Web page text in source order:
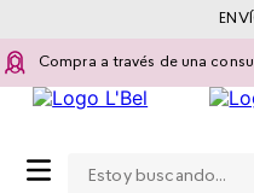
Compra a través de una